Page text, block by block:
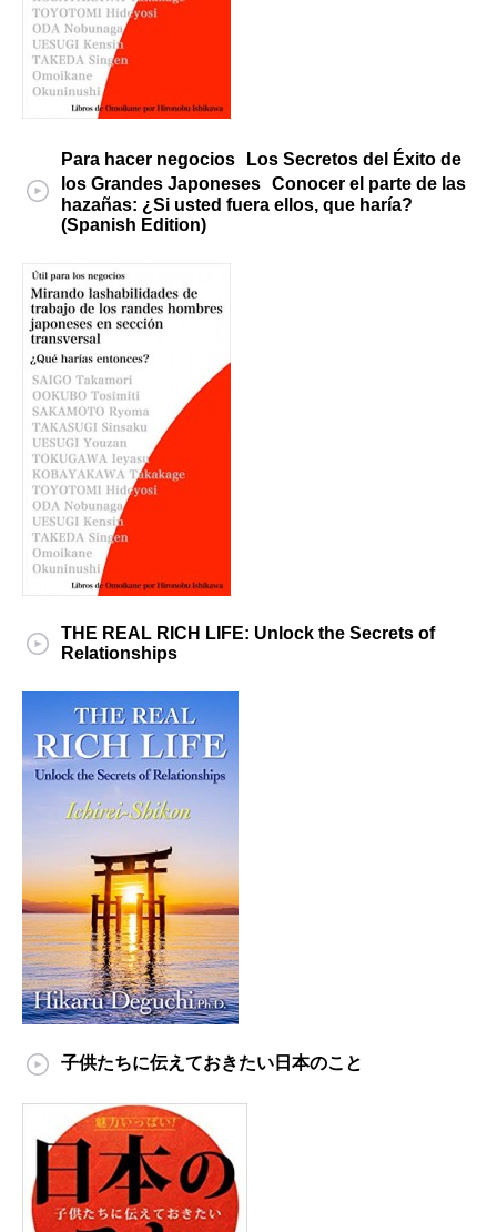
Para hacer negocios Los Secretos del Éxito de
los Grandes Japoneses Conocer el parte de las
hazañas: ¿Si usted fuera ellos, que haría?
(Spanish Edition)
THE REAL RICH LIFE: Unlock the Secrets of
Relationships
子供たちに伝えておきたい日本のこと